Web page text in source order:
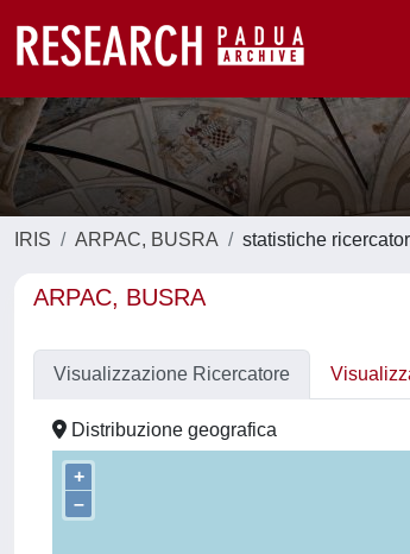
IRIS ARPAC, BUSRA statistiche
ARPAC, BUSRA
Visualizzazione Ricercatore
Distribuzione geografica
+
–